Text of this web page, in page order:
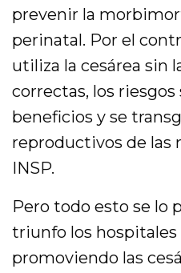
prevenir la
perinatal. Por el
utiliza la cesárea sin
correctas, los riesgos
beneficios y se
reproductivos de las
INSP.
Pero todo esto se lo
triunfo los
promoviendo las